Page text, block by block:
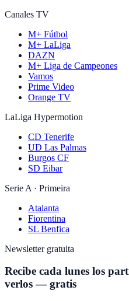
Canales TV
M+ Fútbol
M+ LaLiga
DAZN
M+ Liga de Campeones
Vamos
Prime Video
Orange TV
LaLiga Hypermotion
CD Tenerife
UD Las Palmas
Burgos CF
SD Eibar
Serie A · Primeira
Atalanta
Fiorentina
SL Benfica
Newsletter gratuita
Recibe cada lunes los
verlos — gratis